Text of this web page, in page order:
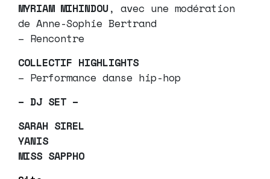
MYRIAM MIHINDOU, avec une modération
de Anne-Sophie Bertrand
– Rencontre
COLLECTIF HIGHLIGHTS
– Performance danse hip-hop
– DJ SET –
SARAH SIREL
YANIS
MISS SAPPHO